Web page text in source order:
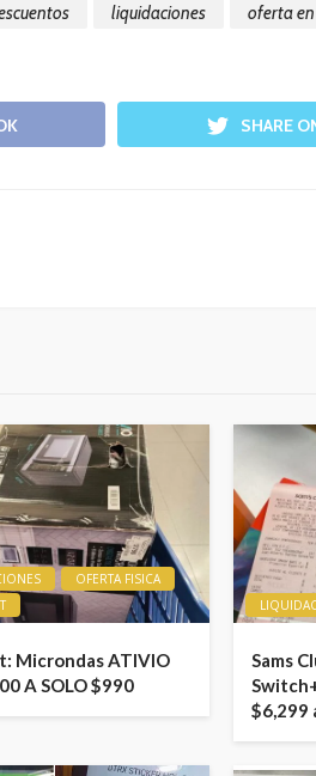
liquidaciones
oferta
SHARE
OFERTA FISICA
Microndas ATIVIO
A SOLO $990
Sams
$6,299